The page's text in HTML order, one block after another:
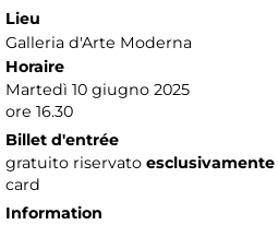
Lieu
Galleria d'Arte Moderna
Horaire
Martedì 10 giugno 2025
ore 16.30
Billet d'entrée
gratuito riservato esclusivamente
card
Information